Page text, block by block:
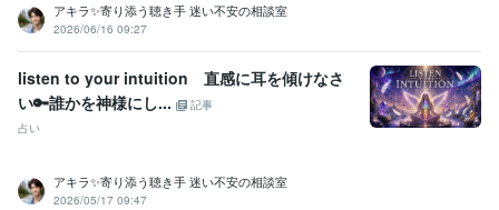
アキラ✨寄り添う聴き手 迷い不安の相談室
2026/06/16 09:27
listen to your intuition 直感に耳を傾けなさ
い🔑誰かを神様にし...
記事
占い
アキラ✨寄り添う聴き手 迷い不安の相談室
2026/05/17 09:47